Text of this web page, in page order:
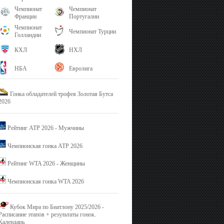
Чемпионат
Франции
Чемпионат
Португалии
Чемпионат
Голландии
Чемпионат Турции
КХЛ НХЛ
НБА Евролига
Гонка обладателей трофея Золотая Бутса
Рейтинг ATP 2026 - Мужчины
Чемпионская гонка ATP 2026
Рейтинг WTA 2026 - Женщины
Чемпионская гонка WTA 2026
Кубок Мира по Биатлону 2025/2026 -
этапов + результаты гонок.